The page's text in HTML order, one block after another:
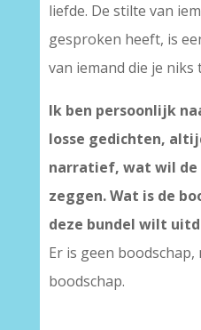
liefde. De stilte van
gesproken heeft, is
van iemand die je niks
Ik ben persoonlijk
losse gedichten,
narratief, wat wil de
zeggen. Wat is de
deze bundel wilt
Er is geen boodschap,
boodschap.